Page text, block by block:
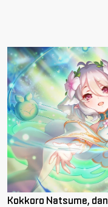
Kokkoro Natsume,